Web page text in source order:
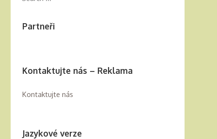
Partneři
Kontaktujte nás – Reklama
Kontaktujte nás
Jazykové verze